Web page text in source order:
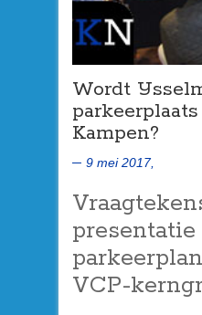
Wordt
Kampen?
9 mei 2017,
presentatie
VCP-